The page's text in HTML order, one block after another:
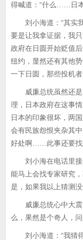
得喊道：“什么……日
刘小海道：“其实我
要是让我拿证据，我
政府在日圆开始贬值
纽约，显然还有其他
一下日圆，那些投机
威廉总统虽然还是
理，日本政府在这事
日本的印象很坏，两
会有民族怨恨夹杂其
好处啊……此事还要找
刘小海在电话里接
能马上会找专家研究
是，如果我以上猜测
威廉总统心中大震
么，果然是个奇人，
刘小海道：“我猜得